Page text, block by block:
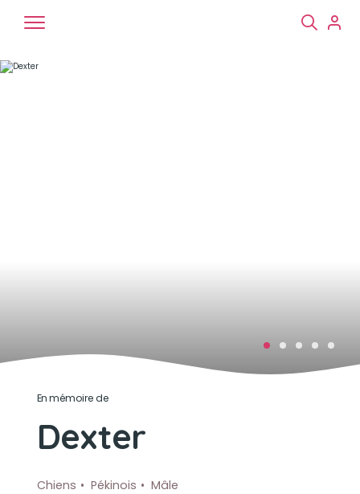
En mémoire de
Dexter
Chiens Pékinois
Mâle